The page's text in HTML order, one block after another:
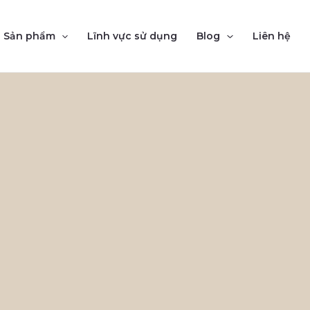
Sản phẩm Lĩnh vực sử dụng Blog Liên hệ